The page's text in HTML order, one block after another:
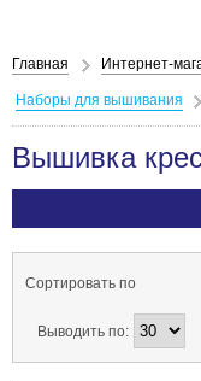
Главная Интернет-
Наборы для вышивания
Вышивка
Сортировать по
Выводить по: